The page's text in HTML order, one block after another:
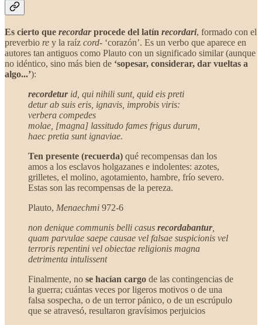
Es cierto que recordarprocede del latín recordari, formado con el
preverbio re y la raíz cord‑ ‘corazón’. Es un verbo que aparece en
autores tan antiguos como Plauto con un significado similar (aunque
no idéntico, sino más bien de ‘sopesar, considerar, dar vueltas a
algo...’):
recordeturid, qui nihili sunt, quid eis preti
detur ab suis eris, ignavis, improbis viris:
verbera compedes
molae, [magna] lassitudo fames frigus durum,
haec pretia sunt ignaviae.
Ten presente (recuerda) qué recompensas dan los
amos a los esclavos holgazanes e indolentes: azotes,
grilletes, el molino, agotamiento, hambre, frío severo.
Estas son las recompensas de la pereza.
Plauto, Menaechmi 972-6
non denique communis belli casus recordabantur,
quam parvulae saepe causae vel falsae suspicionis vel
terroris repentini vel obiectae religionis magna
detrimenta intulissent
Finalmente, no se hacían cargo de las contingencias de
la guerra; cuántas veces por ligeros motivos o de una
falsa sospecha, o de un terror pánico, o de un escrúpulo
que se atravesó, resultaron gravísimos perjuicios